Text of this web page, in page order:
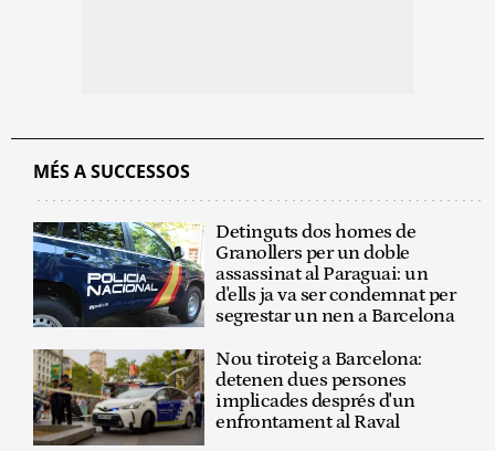
MÉS A SUCCESSOS
Detinguts dos homes de
Granollers per un doble
assassinat al Paraguai: un
d'ells ja va ser condemnat per
segrestar un nen a Barcelona
Nou tiroteig a Barcelona:
detenen dues persones
implicades després d'un
enfrontament al Raval